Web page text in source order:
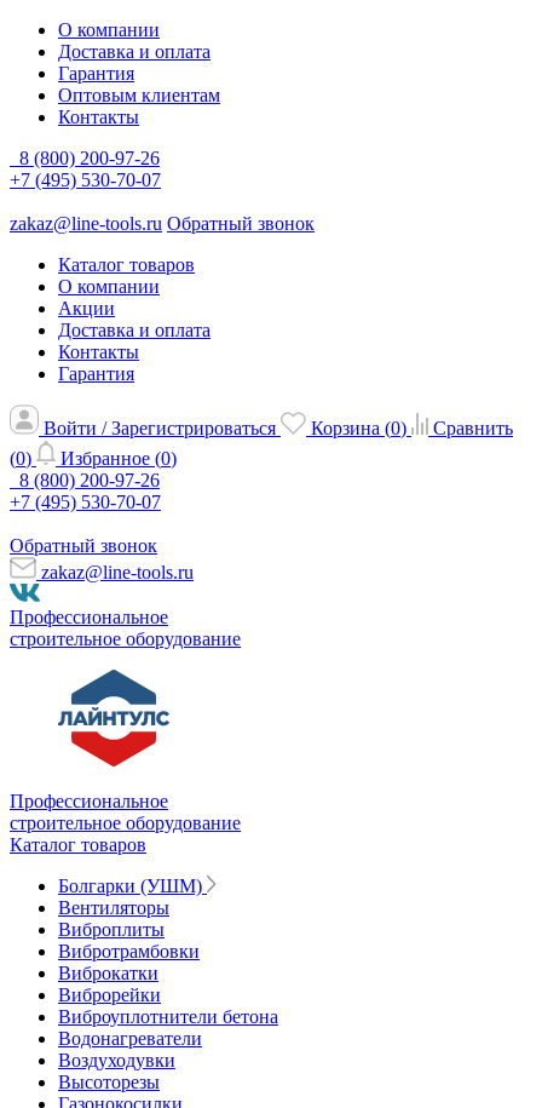
О компании
Доставка и оплата
Гарантия
Оптовым клиентам
Контакты
8 (800) 200-97-26
+7 (495) 530-70-07
zakaz@line-tools.ru Обратный звонок
Каталог товаров
О компании
Акции
Доставка и оплата
Контакты
Гарантия
Войти / Зарегистрироваться Корзина (0)
Сравнить
(0) Избранное (0)
8 (800) 200-97-26
+7 (495) 530-70-07
Обратный звонок
zakaz@line-tools.ru
Профессиональное
строительное оборудование
Профессиональное
строительное оборудование
Каталог товаров
Болгарки (УШМ)
Вентиляторы
Виброплиты
Вибротрамбовки
Виброкатки
Виброрейки
Виброуплотнители бетона
Водонагреватели
Воздуходувки
Высоторезы
Газонокосилки